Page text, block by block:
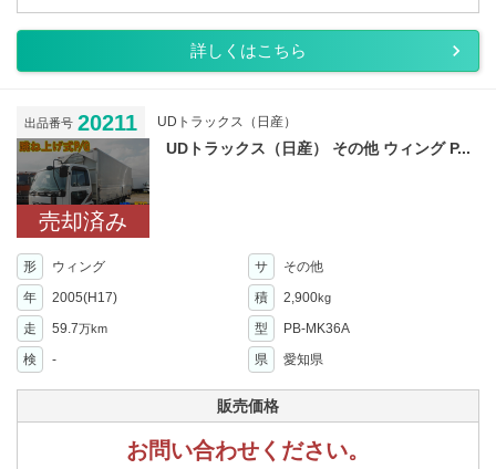
詳しくはこちら
出品番号 20211 UDトラックス（日産）
売却済み
UDトラックス（日産） その他 ウィング P...
形 ウィング サ
その他
年
2005(H17) 積 2,900kg
走 59.7万km 型
PB-MK36A
検
- 県 愛知県
販売価格
お問い合わせください。